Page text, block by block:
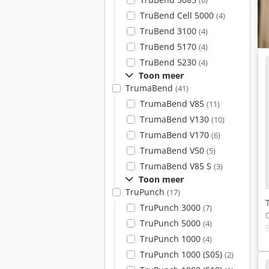
TruBend Cell 5000 (4)
TruBend 3100 (4)
TruBend 5170 (4)
TruBend 5230 (4)
Toon meer
TrumaBend (41)
TrumaBend V85 (11)
TrumaBend V130 (10)
TrumaBend V170 (6)
TrumaBend V50 (5)
TrumaBend V85 S (3)
Toon meer
TruPunch (17)
TruPunch 3000 (7)
TruPunch 5000 (4)
TruPunch 1000 (4)
TruPunch 1000 (S05) (2)